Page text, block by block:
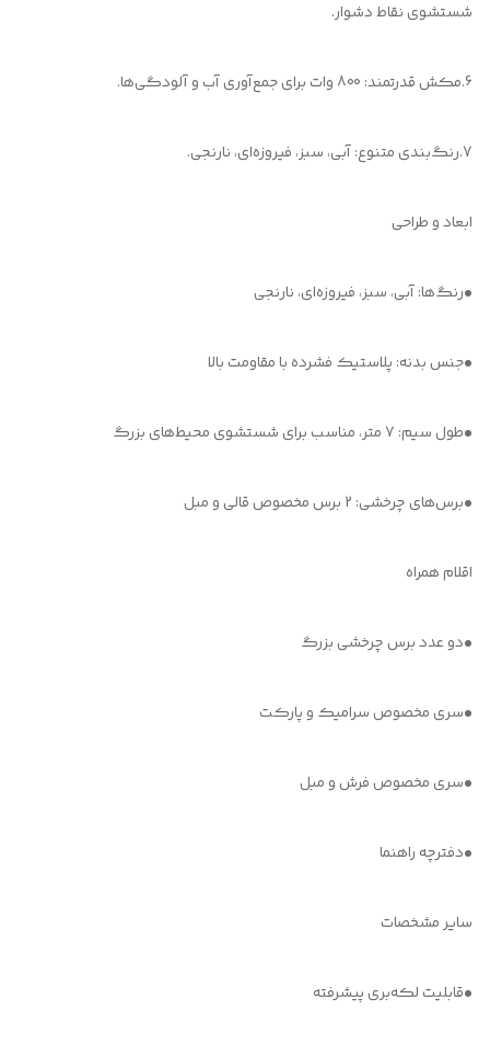
شستشوی نقاط دشوار.
6.مکش قدرتمند: 800 وات برای جمع‌آوری آب و آلودگی‌ها.
7.رنگ‌بندی متنوع: آبی، سبز، فیروزه‌ای، نارنجی.
ابعاد و طراحی
•رنگ‌ها: آبی، سبز، فیروزه‌ای، نارنجی
•جنس بدنه: پلاستیک فشرده با مقاومت بالا
•طول سیم: 7 متر، مناسب برای شستشوی محیط‌های بزرگ
•برس‌های چرخشی: 2 برس مخصوص قالی و مبل
اقلام همراه
•دو عدد برس چرخشی بزرگ
•سری مخصوص سرامیک و پارکت
•سری مخصوص فرش و مبل
•دفترچه راهنما
سایر مشخصات
•قابلیت لکه‌بری پیشرفته